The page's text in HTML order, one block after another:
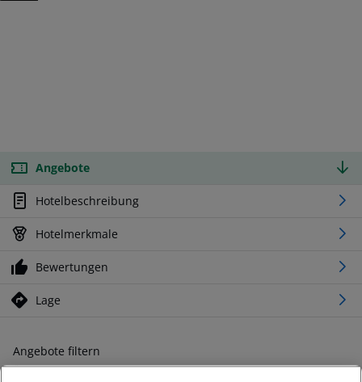
Angebote
Hotelbeschreibung
Hotelmerkmale
Bewertungen
Lage
Angebote filtern
Ändern Sie Ihre Kriterien nach Ihren Wünschen